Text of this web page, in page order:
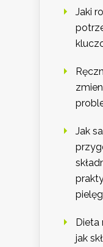
Jaki
Jak
Dieta
jak